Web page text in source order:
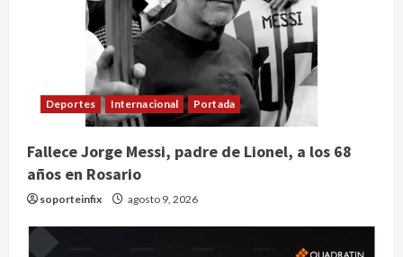
Deportes Internacional Portada
Fallece Jorge Messi, padre de Lionel, a los 68
años en Rosario
soporteinfix agosto 9, 2026